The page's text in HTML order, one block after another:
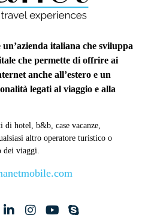
italiana che sviluppa
che permette di offrire ai
anche all’estero e un
legati al viaggio e alla
hotel, b&b, case vacanze,
altro operatore turistico o
dei viaggi.